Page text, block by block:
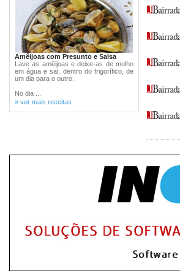
Amêijoas com Presunto e Salsa
Lave as amêijoas e deixe-as de molho
em água e sal, dentro do frigorífico, de
um dia para o outro.
No dia ...
» ver mais receitas